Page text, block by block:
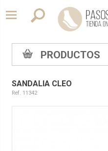
PRODUCTOS
SANDALIA CLEO
Ref. 11342